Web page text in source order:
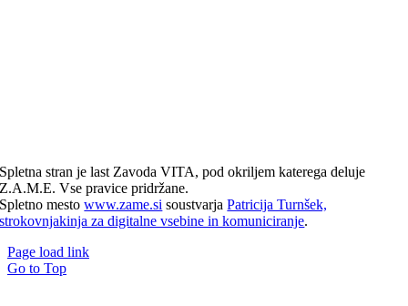
Spletna stran je last Zavoda VITA, pod okriljem katerega deluje
Z.A.M.E. Vse pravice pridržane.
Spletno mestowww.zame.si soustvarjaPatricija Turnšek,
strokovnjakinja za digitalne vsebine in komuniciranje.
Page load link
Go to Top